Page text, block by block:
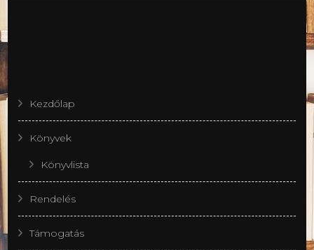
Kezdőlap
Könyvek
Könyvlista
Rendelés
Támogatás